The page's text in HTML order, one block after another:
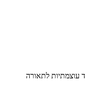
נפתחת עם 30 נוריות לד עוצמתיות לתאורה